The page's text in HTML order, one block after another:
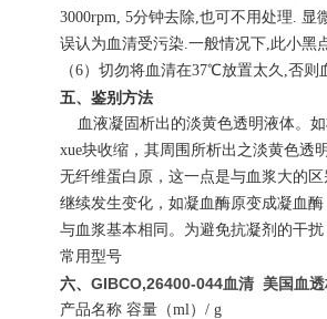
3000rpm, 5分钟去除,也可不用处理.
误认为血清受污染.一般情况下,此小黑
（6）切勿将血清在37℃放置太久,否
五、鉴别方法
血液凝固析出的淡黄色透明液体。
xue块收缩，其周围所析出之淡黄色透
无纤维蛋白原，这一点是与血浆大的
继续发生变化，如凝血酶原变成凝血
与血浆基本相同。为避免抗凝剂的干
常用型号
六、 GIBCO,26400-044血清 美国血
产品名称 容量 （ml）/ g